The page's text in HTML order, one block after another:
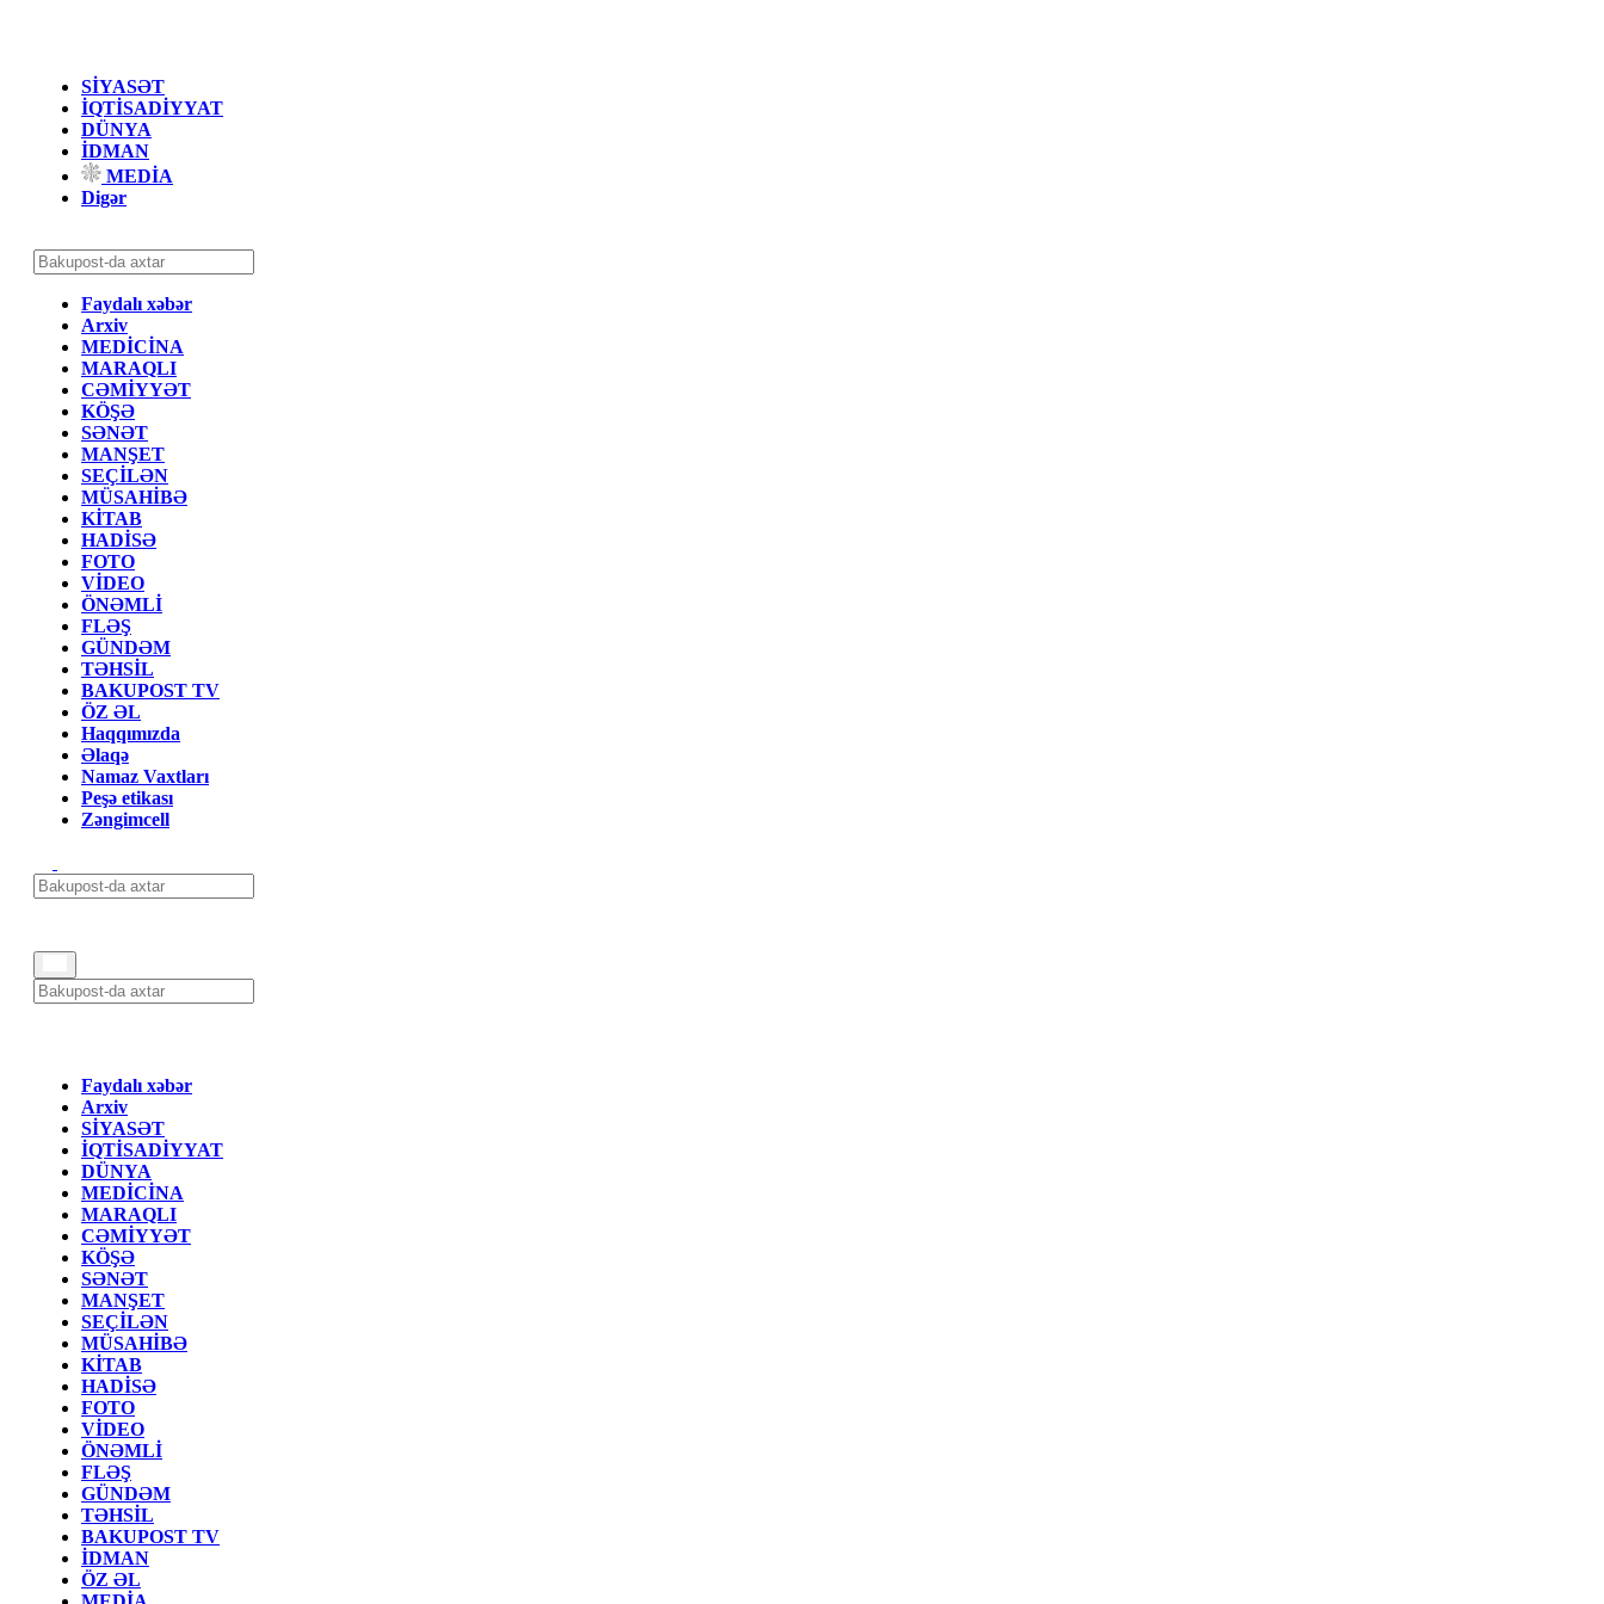
SİYASƏT
İQTİSADİYYAT
DÜNYA
İDMAN
MEDİA
Digər
Faydalı xəbər
Arxiv
MEDİCİNA
MARAQLI
CƏMİYYƏT
KÖŞƏ
SƏNƏT
MANŞET
SEÇİLƏN
MÜSAHİBƏ
KİTAB
HADİSƏ
FOTO
VİDEO
ÖNƏMLİ
FLƏŞ
GÜNDƏM
TƏHSİL
BAKUPOST TV
ÖZ ƏL
Haqqımızda
Əlaqə
Namaz Vaxtları
Peşə etikası
Zəngimcell
Faydalı xəbər
Arxiv
SİYASƏT
İQTİSADİYYAT
DÜNYA
MEDİCİNA
MARAQLI
CƏMİYYƏT
KÖŞƏ
SƏNƏT
MANŞET
SEÇİLƏN
MÜSAHİBƏ
KİTAB
HADİSƏ
FOTO
VİDEO
ÖNƏMLİ
FLƏŞ
GÜNDƏM
TƏHSİL
BAKUPOST TV
İDMAN
ÖZ ƏL